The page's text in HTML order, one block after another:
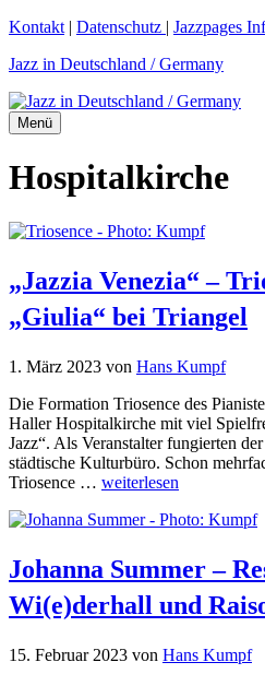
Zum
springen
Kontakt | Datenschutz | Jazzpages
Jazz in Deutschland / Germany
Menü
Hospitalkirche
„Jazzia Venezia“ –
„Giulia“ bei Triangel
1. März 2023 von Hans Kumpf
Die Formation Triosence des
Haller Hospitalkirche mit viel
Jazz“. Als Veranstalter fungierten
städtische Kulturbüro. Schon
Triosence … weiterlesen
Johanna Summer –
Wi(e)derhall und
15. Februar 2023 von Hans Kumpf